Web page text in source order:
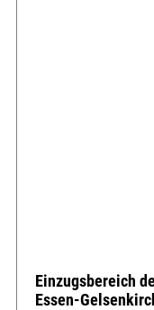
Einzugsbereich
Essen-